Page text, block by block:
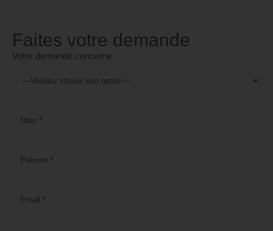
Faites votre demande
Votre demande concerne